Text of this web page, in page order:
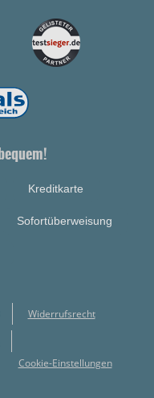
Kreditkarte
Sofortüberweisung
Widerrufsrecht
Cookie-Einstellungen